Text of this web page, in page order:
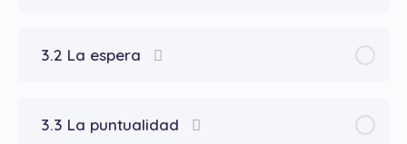
3.2 La espera
3.3 La puntualidad